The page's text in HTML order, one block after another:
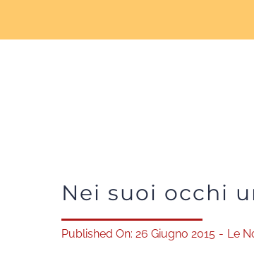
Nei suoi occhi
Published On: 26 Giugno 2015 - Le